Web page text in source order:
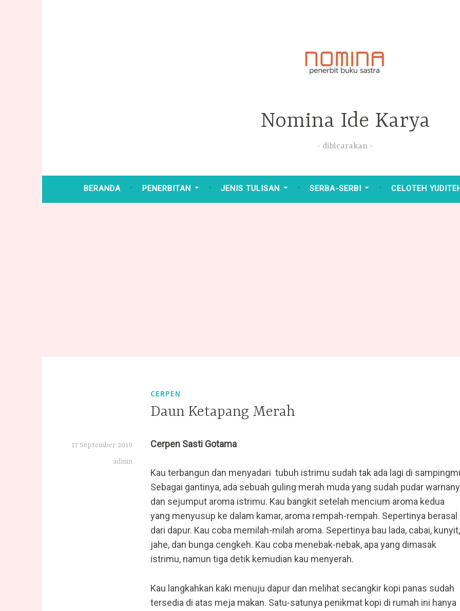
Nomina Ide Karya
dibicarakan
BERANDA PENERBITAN JENIS TULISAN SERBA-SERBI CELOTEH
CERPEN
Daun Ketapang Merah
17 September 2019
admin
Cerpen Sasti Gotama
Kau terbangun dan menyadari tubuh istrimu sudah tak ada lagi di
Sebagai gantinya, ada sebuah guling merah muda yang sudah pudar
dan sejumput aroma istrimu. Kau bangkit setelah mencium aroma kedua
yang menyusup ke dalam kamar, aroma rempah-rempah. Sepertinya berasal
dari dapur. Kau coba memilah-milah aroma. Sepertinya bau lada, cabai, kunyit,
jahe, dan bunga cengkeh. Kau coba menebak-nebak, apa yang dimasak
istrimu, namun tiga detik kemudian kau menyerah.
Kau langkahkan kaki menuju dapur dan melihat secangkir kopi panas sudah
tersedia di atas meja makan. Satu-satunya penikmat kopi di rumah ini hanya